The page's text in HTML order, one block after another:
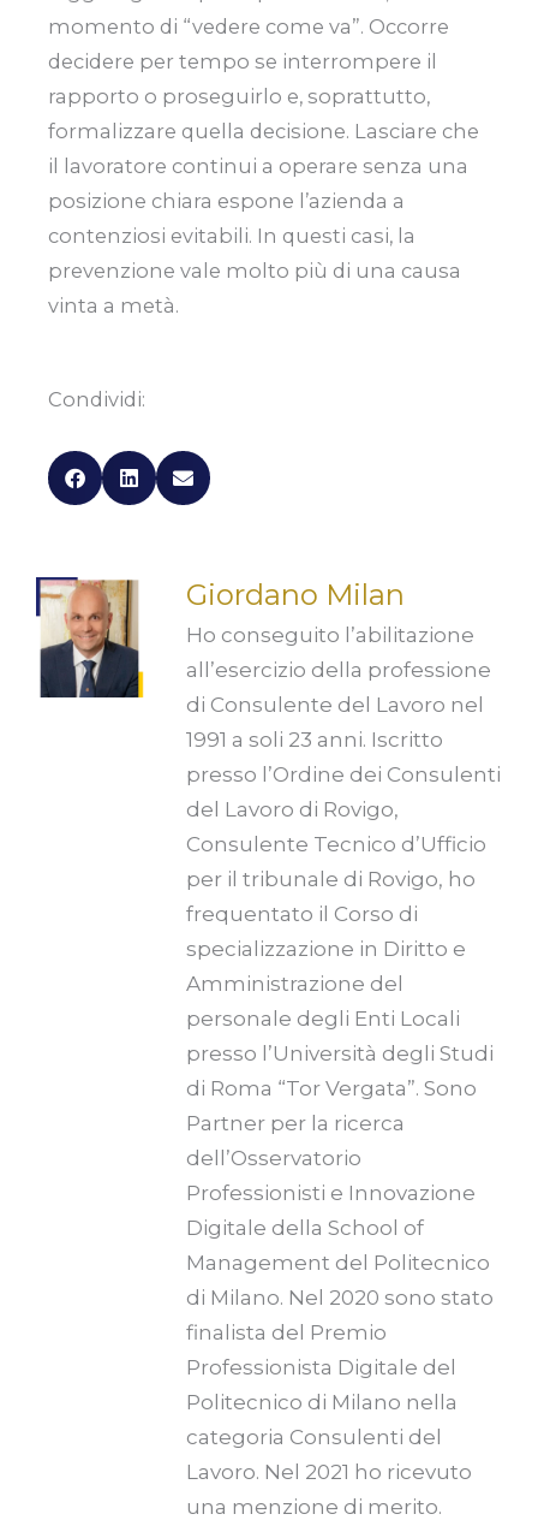
momento di “vedere come va”. Occorre
decidere per tempo se interrompere il
rapporto o proseguirlo e, soprattutto,
formalizzare quella decisione. Lasciare che
il lavoratore continui a operare senza una
posizione chiara espone l’azienda a
contenziosi evitabili. In questi casi, la
prevenzione vale molto più di una causa
vinta a metà.
Condividi:
Giordano Milan
Ho conseguito l’abilitazione
all’esercizio della professione
di Consulente del Lavoro nel
1991 a soli 23 anni. Iscritto
presso l’Ordine dei Consulenti
del Lavoro di Rovigo,
Consulente Tecnico d’Ufficio
per il tribunale di Rovigo, ho
frequentato il Corso di
specializzazione in Diritto e
Amministrazione del
personale degli Enti Locali
presso l’Università degli Studi
di Roma “Tor Vergata”. Sono
Partner per la ricerca
dell’Osservatorio
Professionisti e Innovazione
Digitale della School of
Management del Politecnico
di Milano. Nel 2020 sono stato
finalista del Premio
Professionista Digitale del
Politecnico di Milano nella
categoria Consulenti del
Lavoro. Nel 2021 ho ricevuto
una menzione di merito.